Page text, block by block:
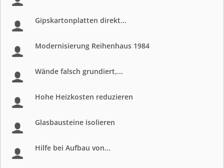
Gipskartonplatten direkt...
Modernisierung Reihenhaus 1984
Wände falsch grundiert,...
Hohe Heizkosten reduzieren
Glasbausteine isolieren
Hilfe bei Aufbau von...